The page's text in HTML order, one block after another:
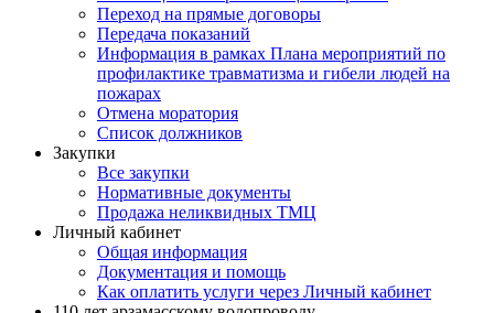
Переход на прямые договоры
Передача показаний
Информация в рамках Плана мероприятий по
профилактике травматизма и гибели людей на
пожарах
Отмена моратория
Список должников
Закупки
Все закупки
Нормативные документы
Продажа неликвидных ТМЦ
Личный кабинет
Общая информация
Документация и помощь
Как оплатить услуги через Личный кабинет